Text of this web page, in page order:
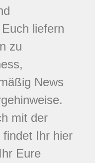
liefern
zu
News
mit der
Ihr hier
Eure